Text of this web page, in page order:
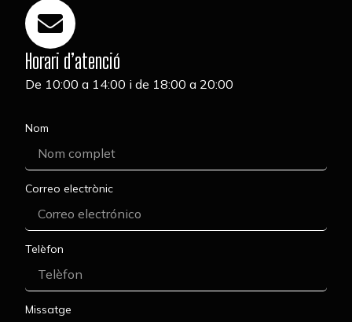
Nom
Correo electrònic
Telèfon
Missatge
Horari d’atenció
De 10:00 a 14:00 i de 18:00 a 20:00